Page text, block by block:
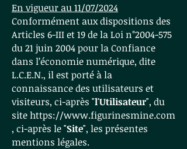
En vigueur au 11/07/2024
Conformément aux dispositions des
Articles 6-III et 19 de la Loi n°2004-575
du 21 juin 2004 pour la Confiance
dans l’économie numérique, dite
L.C.E.N., il est porté à la
connaissance des utilisateurs et
visiteurs, ci-après "l'Utilisateur", du
sitehttps://www.figurinesmine.com
, ci-après le "Site", les présentes
mentions légales.